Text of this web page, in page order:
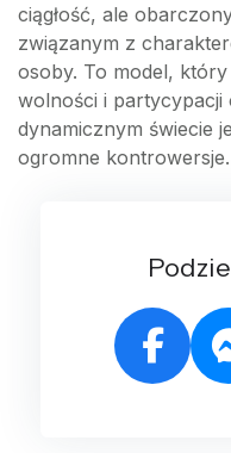
ciągłość, ale
związanym z
osoby. To model,
wolności i partycypacji
dynamicznym świecie
ogromne kontrowersje.